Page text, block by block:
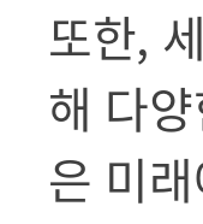
또한,
해 다
은 미